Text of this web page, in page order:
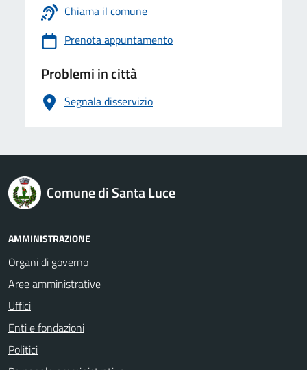
Chiama il comune
Prenota appuntamento
Problemi in città
Segnala disservizio
logo Unione Europea
Comune di Santa Luce
AMMINISTRAZIONE
Organi di governo
Aree amministrative
Uffici
Enti e fondazioni
Politici